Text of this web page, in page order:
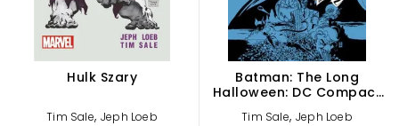
Hulk Szary
Tim Sale, Jeph Loeb
Batman: The Long
Halloween: DC Compact
Tim Sale, Jeph Loeb